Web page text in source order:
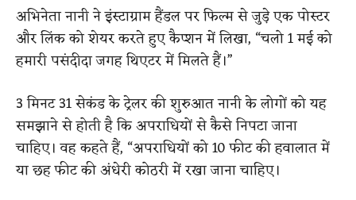
अभिनेता नानी ने इंस्टाग्राम हैंडल पर फिल्म से जुड़े एक पोस्टर
और लिंक को शेयर करते हुए कैप्शन में लिखा, “चलो 1 मई को
हमारी पसंदीदा जगह थिएटर में मिलते हैं।”
3 मिनट 31 सेकंड के ट्रेलर की शुरुआत नानी के लोगों को यह
समझाने से होती है कि अपराधियों से कैसे निपटा जाना
चाहिए। वह कहते हैं, “अपराधियों को 10 फीट की हवालात में
या छह फीट की अंधेरी कोठरी में रखा जाना चाहिए।